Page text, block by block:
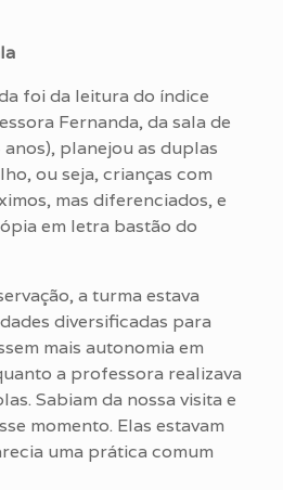
foi da leitura do índice
Fernanda, da sala de
planejou as duplas
ou seja, crianças com
mas diferenciados, e
em letra bastão do
a turma estava
diversificadas para
mais autonomia em
a professora realizava
Sabiam da nossa visita e
momento. Elas estavam
uma prática comum